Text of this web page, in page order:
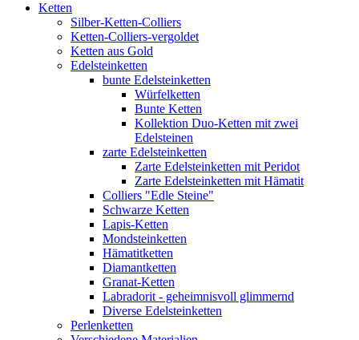
Ketten
Silber-Ketten-Colliers
Ketten-Colliers-vergoldet
Ketten aus Gold
Edelsteinketten
bunte Edelsteinketten
Würfelketten
Bunte Ketten
Kollektion Duo-Ketten mit zwei
Edelsteinen
zarte Edelsteinketten
Zarte Edelsteinketten mit Peridot
Zarte Edelsteinketten mit Hämatit
Colliers "Edle Steine"
Schwarze Ketten
Lapis-Ketten
Mondsteinketten
Hämatitketten
Diamantketten
Granat-Ketten
Labradorit - geheimnisvoll glimmernd
Diverse Edelsteinketten
Perlenketten